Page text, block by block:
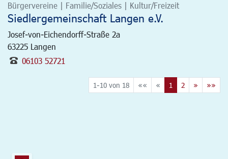
Bürgervereine | Familie/Soziales | Kultur/Freizeit
Siedlergemeinschaft Langen e.V.
Josef-von-Eichendorff-Straße 2a
63225 Langen
06103 52721
1-10 von 18 «« « 1 2 » »»